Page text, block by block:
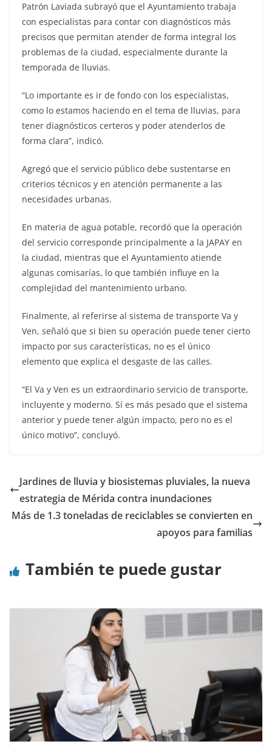
Patrón Laviada subrayó que el Ayuntamiento trabaja
con especialistas para contar con diagnósticos más
precisos que permitan atender de forma integral los
problemas de la ciudad, especialmente durante la
temporada de lluvias.
“Lo importante es ir de fondo con los especialistas,
como lo estamos haciendo en el tema de lluvias, para
tener diagnósticos certeros y poder atenderlos de
forma clara”, indicó.
Agregó que el servicio público debe sustentarse en
criterios técnicos y en atención permanente a las
necesidades urbanas.
En materia de agua potable, recordó que la operación
del servicio corresponde principalmente a la JAPAY en
la ciudad, mientras que el Ayuntamiento atiende
algunas comisarías, lo que también influye en la
complejidad del mantenimiento urbano.
Finalmente, al referirse al sistema de transporte Va y
Ven, señaló que si bien su operación puede tener cierto
impacto por sus características, no es el único
elemento que explica el desgaste de las calles.
“El Va y Ven es un extraordinario servicio de transporte,
incluyente y moderno. Sí es más pesado que el sistema
anterior y puede tener algún impacto, pero no es el
único motivo”, concluyó.
Jardines de lluvia y biosistemas pluviales, la nueva
estrategia de Mérida contra inundaciones
Más de 1.3 toneladas de reciclables se convierten en
apoyos para familias
También te puede gustar